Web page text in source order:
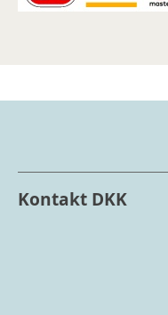
Kontakt DKK